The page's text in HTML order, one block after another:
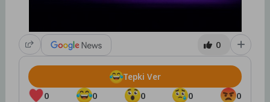
0
0 0 0 0 0
Tepki Ver